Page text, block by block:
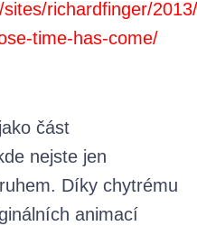
richardfinger/
time-has-come/
část
nejste jen
Díky chytrému
animací